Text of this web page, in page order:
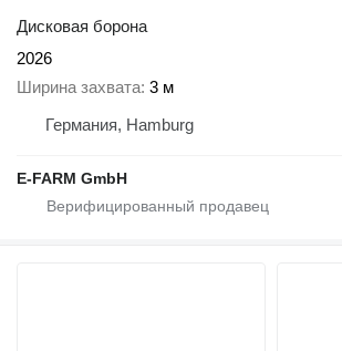
Дисковая борона
2026
Ширина захвата 3 м
Германия, Hamburg
E-FARM GmbH